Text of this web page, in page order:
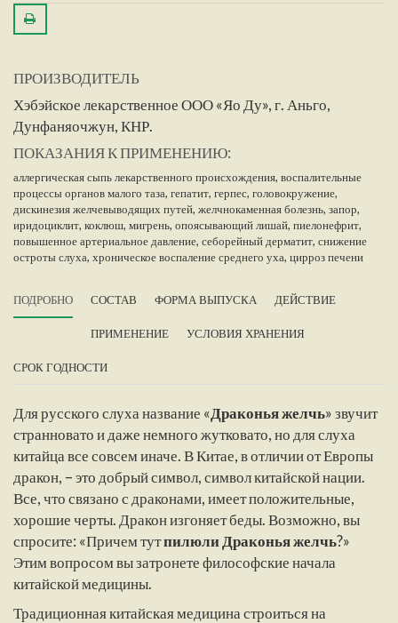
ПРОИЗВОДИТЕЛЬ
Хэбэйское лекарственное ООО «Яо Ду», г. Аньго,
Дунфаняочжун, КНР.
ПОКАЗАНИЯ К ПРИМЕНЕНИЮ:
аллергическая сыпь лекарственного происхождения, воспалительные
процессы органов малого таза, гепатит, герпес, головокружение,
дискинезия желчевыводящих путей, желчнокаменная болезнь, запор,
иридоциклит, коклюш, мигрень, опоясывающий лишай, пиелонефрит,
повышенное артериальное давление, себорейный дерматит, снижение
остроты слуха, хроническое воспаление среднего уха, цирроз печени
ПОДРОБНО СОСТАВ ФОРМА ВЫПУСКА ДЕЙСТВИЕ
ПРИМЕНЕНИЕ УСЛОВИЯ ХРАНЕНИЯ
СРОК ГОДНОСТИ
Для русского слуха название «Драконья желчь» звучит
странновато и даже немного жутковато, но для слуха
китайца все совсем иначе. В Китае, в отличии от Европы
дракон, – это добрый символ, символ китайской нации.
Все, что связано с драконами, имеет положительные,
хорошие черты. Дракон изгоняет беды. Возможно, вы
спросите: «Причем тутпилюли Драконья желчь?»
Этим вопросом вы затронете философские начала
китайской медицины.
Традиционная китайская медицина строиться на